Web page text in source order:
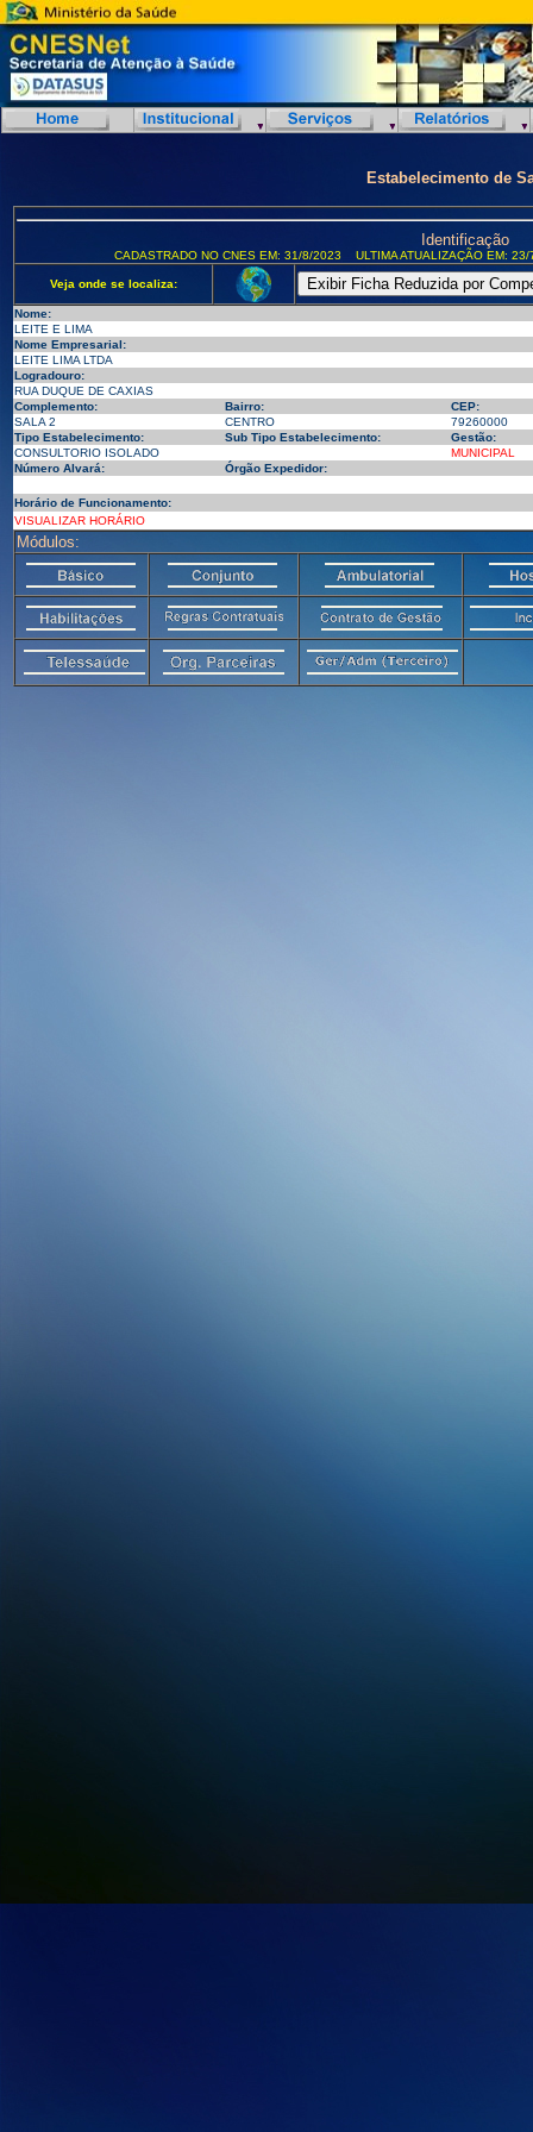
Estabelecimento de
Identificação
CADASTRADO NO CNES EM: 31/8/2023 ULTIMA ATUALIZAÇÃO EM:
Veja onde se localiza:
Nome:
LEITE E LIMA
Nome Empresarial:
LEITE LIMA LTDA
Logradouro:
RUA DUQUE DE CAXIAS
Complemento:
Bairro:
CEP:
SALA 2
CENTRO
79260000
Tipo Estabelecimento:
Sub Tipo Estabelecimento:
Gestão:
CONSULTORIO ISOLADO
MUNICIPAL
Número Alvará:
Órgão Expedidor:
Horário de Funcionamento:
VISUALIZAR HORÁRIO
Módulos: